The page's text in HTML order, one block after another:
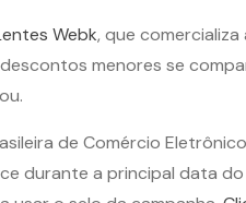
Webk, que
menores se
de Comércio
durante a principal data do